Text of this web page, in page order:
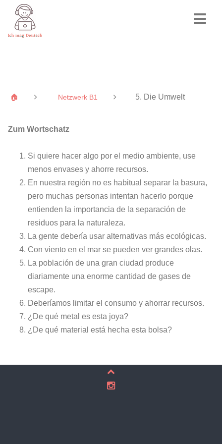
🏠 Netzwerk B1 5. Die Umwelt
Zum Wortschatz
Si quiere hacer algo por el medio ambiente, use
menos envases y ahorre recursos.
En nuestra región no es habitual separar la basura,
pero muchas personas intentan hacerlo porque
entienden la importancia de la separación de
residuos para la naturaleza.
La gente debería usar alternativas más ecológicas.
Con viento en el mar se pueden ver grandes olas.
La población de una gran ciudad produce
diariamente una enorme cantidad de gases de
escape.
Deberíamos limitar el consumo y ahorrar recursos.
¿De qué metal es esta joya?
¿De qué material está hecha esta bolsa?